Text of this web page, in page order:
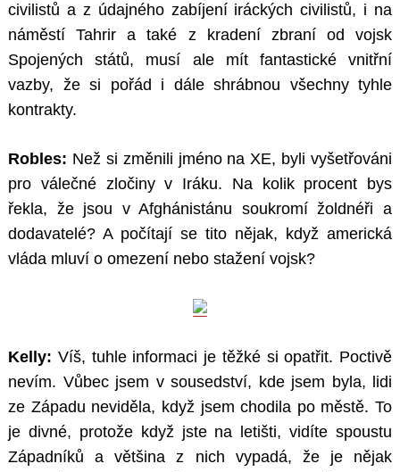
civilistů a z údajného zabíjení iráckých civilistů, i na
náměstí Tahrir a také z kradení zbraní od vojsk
Spojených států, musí ale mít fantastické vnitřní
vazby, že si pořád i dále shrábnou všechny tyhle
kontrakty.
Robles: Než si změnili jméno na XE, byli vyšetřováni
pro válečné zločiny v Iráku. Na kolik procent bys
řekla, že jsou v Afghánistánu soukromí žoldnéři a
dodavatelé? A počítají se tito nějak, když americká
vláda mluví o omezení nebo stažení vojsk?
Kelly: Víš, tuhle informaci je těžké si opatřit. Poctivě
nevím. Vůbec jsem v sousedství, kde jsem byla, lidi
ze Západu neviděla, když jsem chodila po městě. To
je divné, protože když jste na letišti, vidíte spoustu
Západníků a většina z nich vypadá, že je nějak